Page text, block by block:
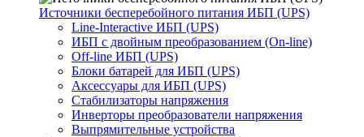
Источники бесперебойного питания ИБП (UPS)
Line-Interactive ИБП (UPS)
ИБП с двойным преобразованием (On-line)
Off-line ИБП (UPS)
Блоки батарей для ИБП (UPS)
Аксессуары для ИБП (UPS)
Стабилизаторы напряжения
Инверторы преобразователи напряжения
Выпрямительные устройства